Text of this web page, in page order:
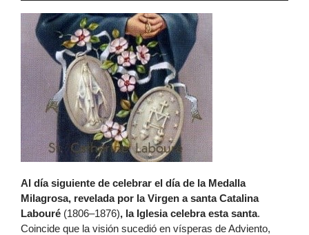
Al día siguiente de celebrar el día de la Medalla
Milagrosa, revelada por la Virgen a santa Catalina
Labouré (1806–1876), la Iglesia celebra esta santa.
Coincide que la visión sucedió en vísperas de Adviento,